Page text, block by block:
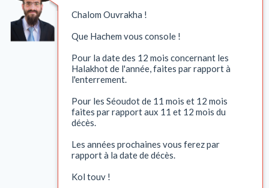
Chalom Ouvrakha !
Que Hachem vous console !
Pour la date des 12 mois concernant les
Halakhot de l'année, faites par rapport à
l'enterrement.
Pour les Séoudot de 11 mois et 12 mois
faites par rapport aux 11 et 12 mois du
décès.
Les années prochaines vous ferez par
rapport à la date de décès.
Kol touv !